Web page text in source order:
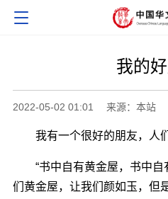
我的
2022-05-02 01:01 来源：本站
我有一个很好的朋友，人们
“书中自有黄金屋，书中自
们黄金屋，让我们颜如玉，但